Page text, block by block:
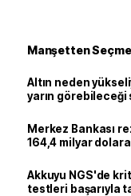
Manşetten
Altın neden
yarın görebileceği
Merkez Bankası
164,4 milyar dolara
Akkuyu NGS'de
testleri başarıyla